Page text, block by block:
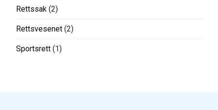
Rettssak (2)
Rettsvesenet (2)
Sportsrett (1)